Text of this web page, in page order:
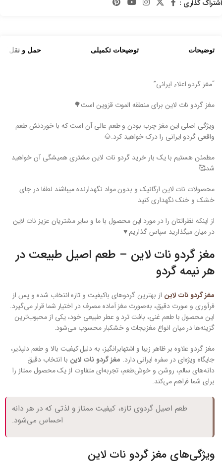
اشتراک گذاری :
توضیحات توضیحات تکمیلی حمل و نقل
“مغز گردو اعلاء ایرانی”
مغز گردو نات لاین برای منطقه الموت قزوین است🌳
ویژگی اصلی این مغز چرب بودن و طعم عالی آن است که با خوردنش طعم
واقعی گردو ایرانی را درک خواهید کرد.🌰
مطمئن هستیم با یک بار خرید گردو نات لاین مشتری همیشگی آن خواهید
شد🥰
محصولات نات لاین ارگانیک و بدون مواد نگهدارنده میباشند لطفا در جای
خشک و خنک نگهداری کنید
از اینکه نظراتتان را در مورد این محصول با ما و سایر مشتریان عزیز نات لاین
در میان میگذارید سپاس گذاریم ♥️
مغز گردو نات لاین – طعم اصیل طبیعت در
هر نیمه گردو
مغز گردو نات لاین از بهترین گردوهای باکیفیت و تازه انتخاب شده و پس از
فرآوری و سورت دقیق، به‌صورت مغز آماده مصرف در اختیار شما قرار می‌گیرد.
این محصول با طعم غنی، بافت ترد و عطر طبیعی خود، یکی از محبوب‌ترین
گزینه‌ها در میان انواع مغزیجات و خشکبار محسوب می‌شود.
مغز گردو علاوه بر ظاهر زیبا و اشتهابرانگیز، به دلیل کیفیت بالا و طعم دلپذیر،
جایگاه ویژه‌ای در سفره ایرانی دارد. مغز گردو نات لاین با انتخاب دقیق
دانه‌های سالم، روشن و خوش‌طعم، تجربه‌ای متفاوت از یک محصول ممتاز را
برای شما فراهم می‌کند.
طعم اصیل گردوی تازه، کیفیت ممتاز و لذتی که در هر دانه
احساس می‌شود.
ویژگی‌های مغز گردو نات لاین